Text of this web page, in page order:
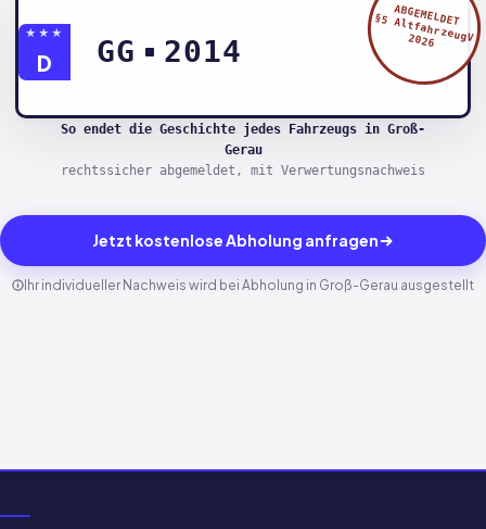
★★★
D GG 2014
ABGEMELDET
§5 AltfahrzeugV
2026
So endet die Geschichte jedes Fahrzeugs in Groß-
Gerau
rechtssicher abgemeldet, mit Verwertungsnachweis
Jetzt kostenlose Abholung anfragen
Ihr individueller Nachweis wird bei Abholung in Groß-Gerau ausgestellt